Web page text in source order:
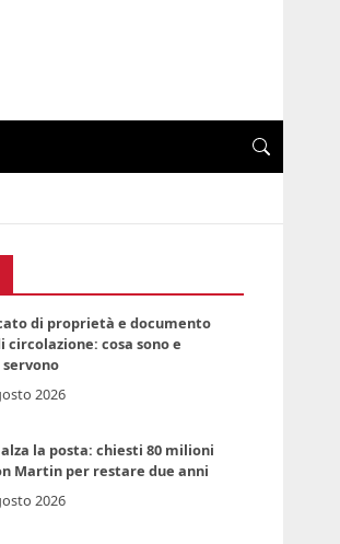
di proprietà e documento
circolazione: cosa sono e
2026
la posta: chiesti 80 milioni
Martin per restare due anni
2026